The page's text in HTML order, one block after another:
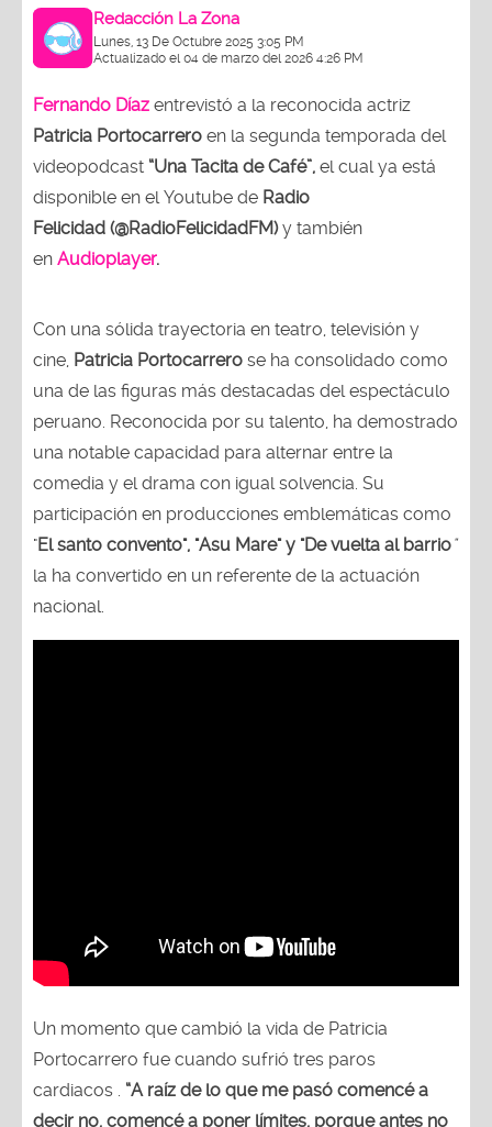
Redacción La Zona
Lunes, 13 De Octubre 2025 3:05 PM
Actualizado el 04 de marzo del 2026 4:26 PM
Fernando Díaz entrevistó a la reconocida actriz
Patricia Portocarrero en la segunda temporada del
videopodcast “Una Tacita de Café”, el cual ya está
disponible en el Youtube de Radio
Felicidad (@RadioFelicidadFM)y también
en Audioplayer.
Con una sólida trayectoria en teatro, televisión y
cine, Patricia Portocarrero se ha consolidado como
una de las figuras más destacadas del espectáculo
peruano. Reconocida por su talento, ha demostrado
una notable capacidad para alternar entre la
comedia y el drama con igual solvencia. Su
participación en producciones emblemáticas como
"El santo convento", "Asu Mare" y "De vuelta al barrio"
la ha convertido en un referente de la actuación
nacional.
Un momento que cambió la vida de Patricia
Portocarrero fue cuando sufrió tres paros
cardiacos . “A raíz de lo que me pasó comencé a
decir no, comencé a poner límites, porque antes no